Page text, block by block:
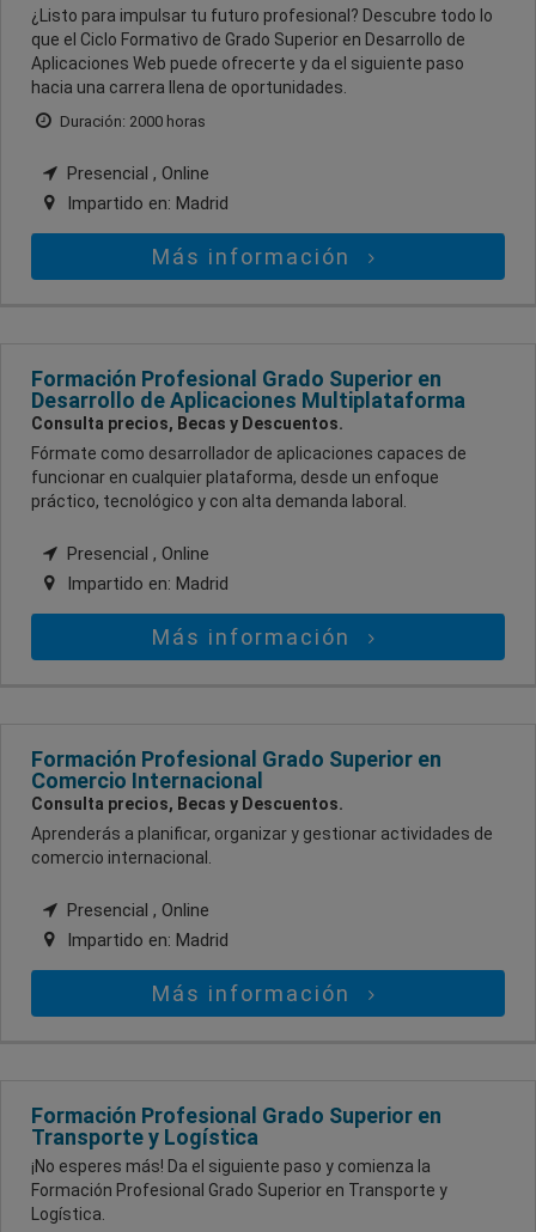
¿Listo para impulsar tu futuro profesional? Descubre todo lo
que el Ciclo Formativo de Grado Superior en Desarrollo de
Aplicaciones Web puede ofrecerte y da el siguiente paso
hacia una carrera llena de oportunidades.
Duración: 2000 horas
Presencial , Online
Impartido en: Madrid
Más información
Formación Profesional Grado Superior en
Desarrollo de Aplicaciones Multiplataforma
Consulta precios, Becas y Descuentos.
Fórmate como desarrollador de aplicaciones capaces de
funcionar en cualquier plataforma, desde un enfoque
práctico, tecnológico y con alta demanda laboral.
Presencial , Online
Impartido en: Madrid
Más información
Formación Profesional Grado Superior en
Comercio Internacional
Consulta precios, Becas y Descuentos.
Aprenderás a planificar, organizar y gestionar actividades de
comercio internacional.
Presencial , Online
Impartido en: Madrid
Más información
Formación Profesional Grado Superior en
Transporte y Logística
¡No esperes más! Da el siguiente paso y comienza la
Formación Profesional Grado Superior en Transporte y
Logística.